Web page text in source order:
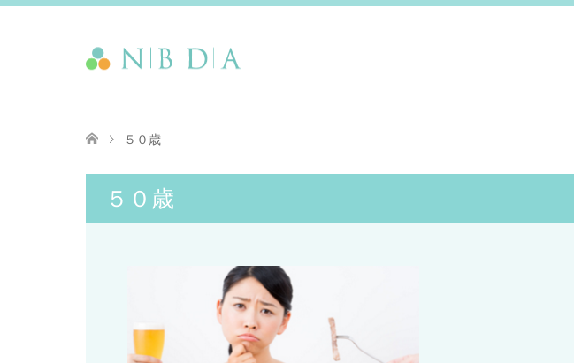
５０歳
５０歳